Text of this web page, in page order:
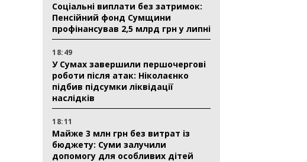
Соціальні виплати без затримок:
Пенсійний фонд Сумщини
профінансував 2,5 млрд грн у липні
18:49
У Сумах завершили першочергові
роботи після атак: Ніколаєнко
підбив підсумки ліквідації
наслідків
18:11
Майже 3 млн грн без витрат із
бюджету: Суми залучили
допомогу для особливих дітей